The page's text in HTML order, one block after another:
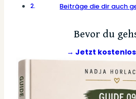
Beiträge die dir auch
Bevor du
→ Jetzt